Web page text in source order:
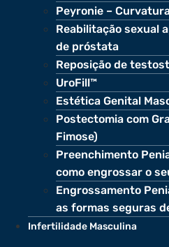
Peyronie –
Reabilitação sexual
de próstata
Reposição de
UroFill™
Estética Genital
Postectomia com
Fimose)
Preenchimento
como engrossar o
Engrossamento
as formas seguras
Infertilidade Masculina